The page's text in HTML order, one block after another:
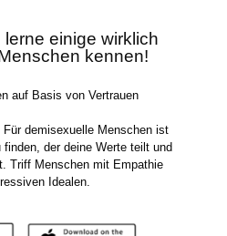
einige wirklich
kennen!
auf Basis von Vertrauen
demisexuelle Menschen ist
der deine Werte teilt und
Triff Menschen mit Empathie
Idealen.